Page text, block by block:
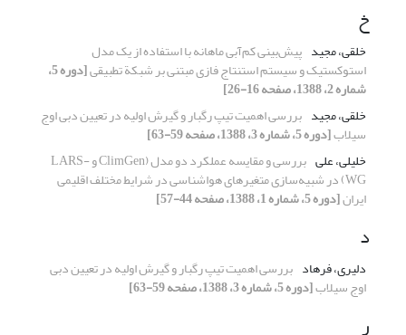
خ
خلقی، مجید پیش‌بینی کم‌آبی‌ ماهانه با استفاده از یک مدل
استوکستیک و سیستم استنتاج فازی مبتنی بر شبکة تطبیقی [دوره 5،
شماره 2، 1388، صفحه 16-26]
خلقی، مجید بررسی اهمیت تیپ رگبار و گیرش اولیه در تعیین دبی اوج
سیلاب[دوره 5، شماره 3، 1388، صفحه 59-63]
خلیلی، علی
بررسی و مقایسه عملکرد دو مدل (ClimGen و LARS-
WG) در شبیه‌سازی متغیرهای هواشناسی در شرایط مختلف اقلیمی
ایران[دوره 5، شماره 1، 1388، صفحه 44-57]
د
دلیری، فرهاد بررسی اهمیت تیپ رگبار و گیرش اولیه در تعیین دبی
اوج سیلاب[دوره 5، شماره 3، 1388، صفحه 59-63]
ر